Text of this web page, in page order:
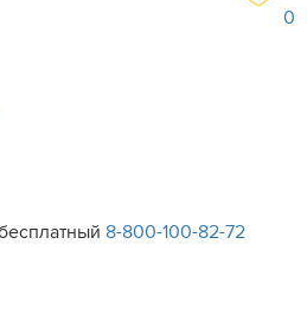
0
8-800-100-82-72